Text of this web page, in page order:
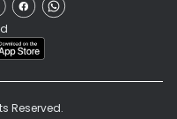
Reserved.